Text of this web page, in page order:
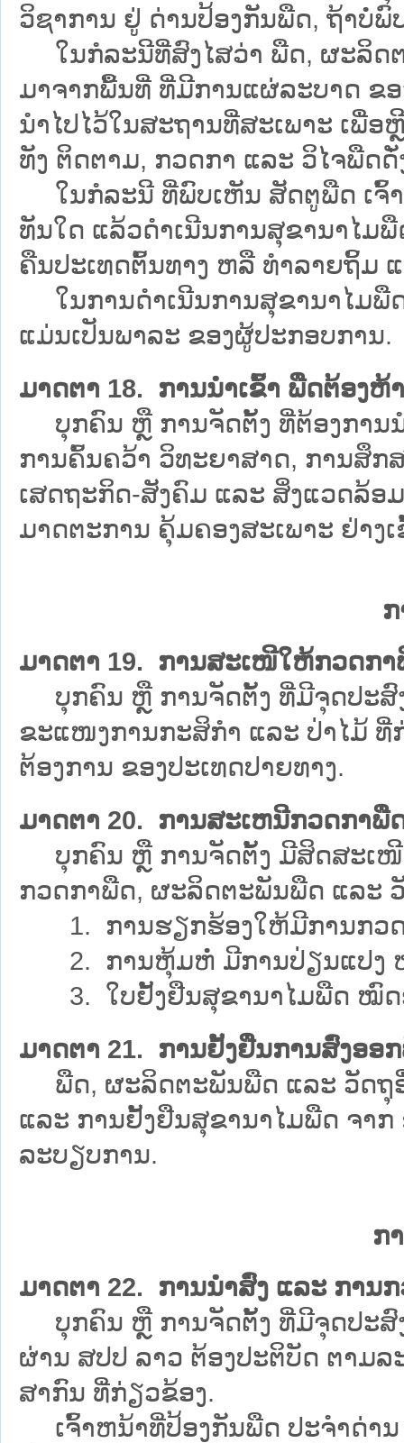
ວິຊາການ ຢູ່ ດ່ານປ້ອງກັນພືດ, ຖ້າບໍ່
ໃນກໍລະນີທີ່ສົງໄສວ່າ ພືດ, ຜະລິດ
ມາຈາກພື້ນທີ່ ທີ່ມີການແຜ່ລະບາດ ຂ
ນຳໄປໄວ້ໃນສະຖານທີ່ສະເພາະ ເພື່
ທັງ ຕິດຕາມ, ກວດກາ ແລະ ວິໄຈພືດດັ່
ໃນກໍລະນີ ທີ່ພົບເຫັນ ສັດຕູພືດ ເຈົ້
ທັນໃດ ແລ້ວດຳເນີນການສຸຂານາໄມ
ຄືນປະເທດຕົ້ນທາງ ຫລື ທຳລາຍຖິ້ມ
ໃນການດຳເນີນການສຸຂານາໄມພື
ແມ່ນເປັນພາລະ ຂອງຜູ້ປະກອບການ.
ມາດຕາ 18. ການນຳເຂົ້າ ພືດຕ້ອງຫ້
ບຸກຄົນ ຫຼື ການຈັດຕັ້ງ ທີ່ຕ້ອງການ
ການຄົ້ນຄວ້າ ວິທະຍາສາດ, ການສຶກ
ເສດຖະກິດ-ສັງຄົມ ແລະ ສິ່ງແວດລ້ອ
ມາດຕະການ ຄຸ້ມຄອງສະເພາະ ຢ່າງ
ມາດຕາ 19. ການສະເໜີໃຫ້ກວດກາ
ບຸກຄົນ ຫຼື ການຈັດຕັ້ງ ທີ່ມີຈຸດປະສົ
ຂະແໜງການກະສິກຳ ແລະ ປ່າໄມ້ ທີ່
ຕ້ອງການ ຂອງປະເທດປາຍທາງ.
ມາດຕາ 20. ການສະເຫນີກວດກາ
ບຸກຄົນ ຫຼື ການຈັດຕັ້ງ ມີສິດສະເໜີ
ກວດກາພືດ, ຜະລິດຕະພັນພືດ ແລະ
1. ການຮຽກຮ້ອງໃຫ້ມີການກວດກ
2. ການຫຸ້ມຫໍ່ ມີການປ່ຽນແປງ
3. ໃບຢັ້ງຢືນສຸຂານາໄມພືດ ໝົດ
ມາດຕາ 21. ການຢັ້ງຢືນການສົ່ງອອ
ພືດ, ຜະລິດຕະພັນພືດ ແລະ ວັດຖຸອື່
ແລະ ການຢັ້ງຢືນສຸຂານາໄມພືດ ຈາ
ລະບຽບການ.
ກ
ມາດຕາ 22. ການນຳສົ່ງ ແລະ ການ
ບຸກຄົນ ຫຼື ການຈັດຕັ້ງ ທີ່ມີຈຸດປະສົ
ຜ່ານ ສປປ ລາວ ຕ້ອງປະຕິບັດ ຕາມ
ສາກົນ ທີ່ກ່ຽວຂ້ອງ.
ເຈົ້າຫນ້າທີ່ປ້ອງກັນພືດ ປະຈຳດ່າ